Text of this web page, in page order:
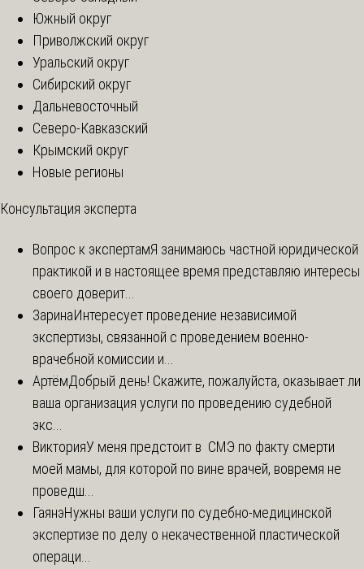
Южный округ
Приволжский округ
Уральский округ
Сибирский округ
Дальневосточный
Северо-Кавказский
Крымский округ
Новые регионы
Консультация эксперта
Вопрос к экспертамЯ занимаюсь частной юридической
практикой и в настоящее время представляю интересы
своего доверит...
ЗаринаИнтересует проведение независимой
экспертизы, связанной с проведением военно-
врачебной комиссии и...
АртёмДобрый день! Скажите, пожалуйста, оказывает ли
ваша организация услуги по проведению судебной
экс...
ВикторияУ меня предстоит в СМЭ по факту смерти
моей мамы, для которой по вине врачей, вовремя не
проведш...
ГаянэНужны ваши услуги по судебно-медицинской
экспертизе по делу о некачественной пластической
операци...